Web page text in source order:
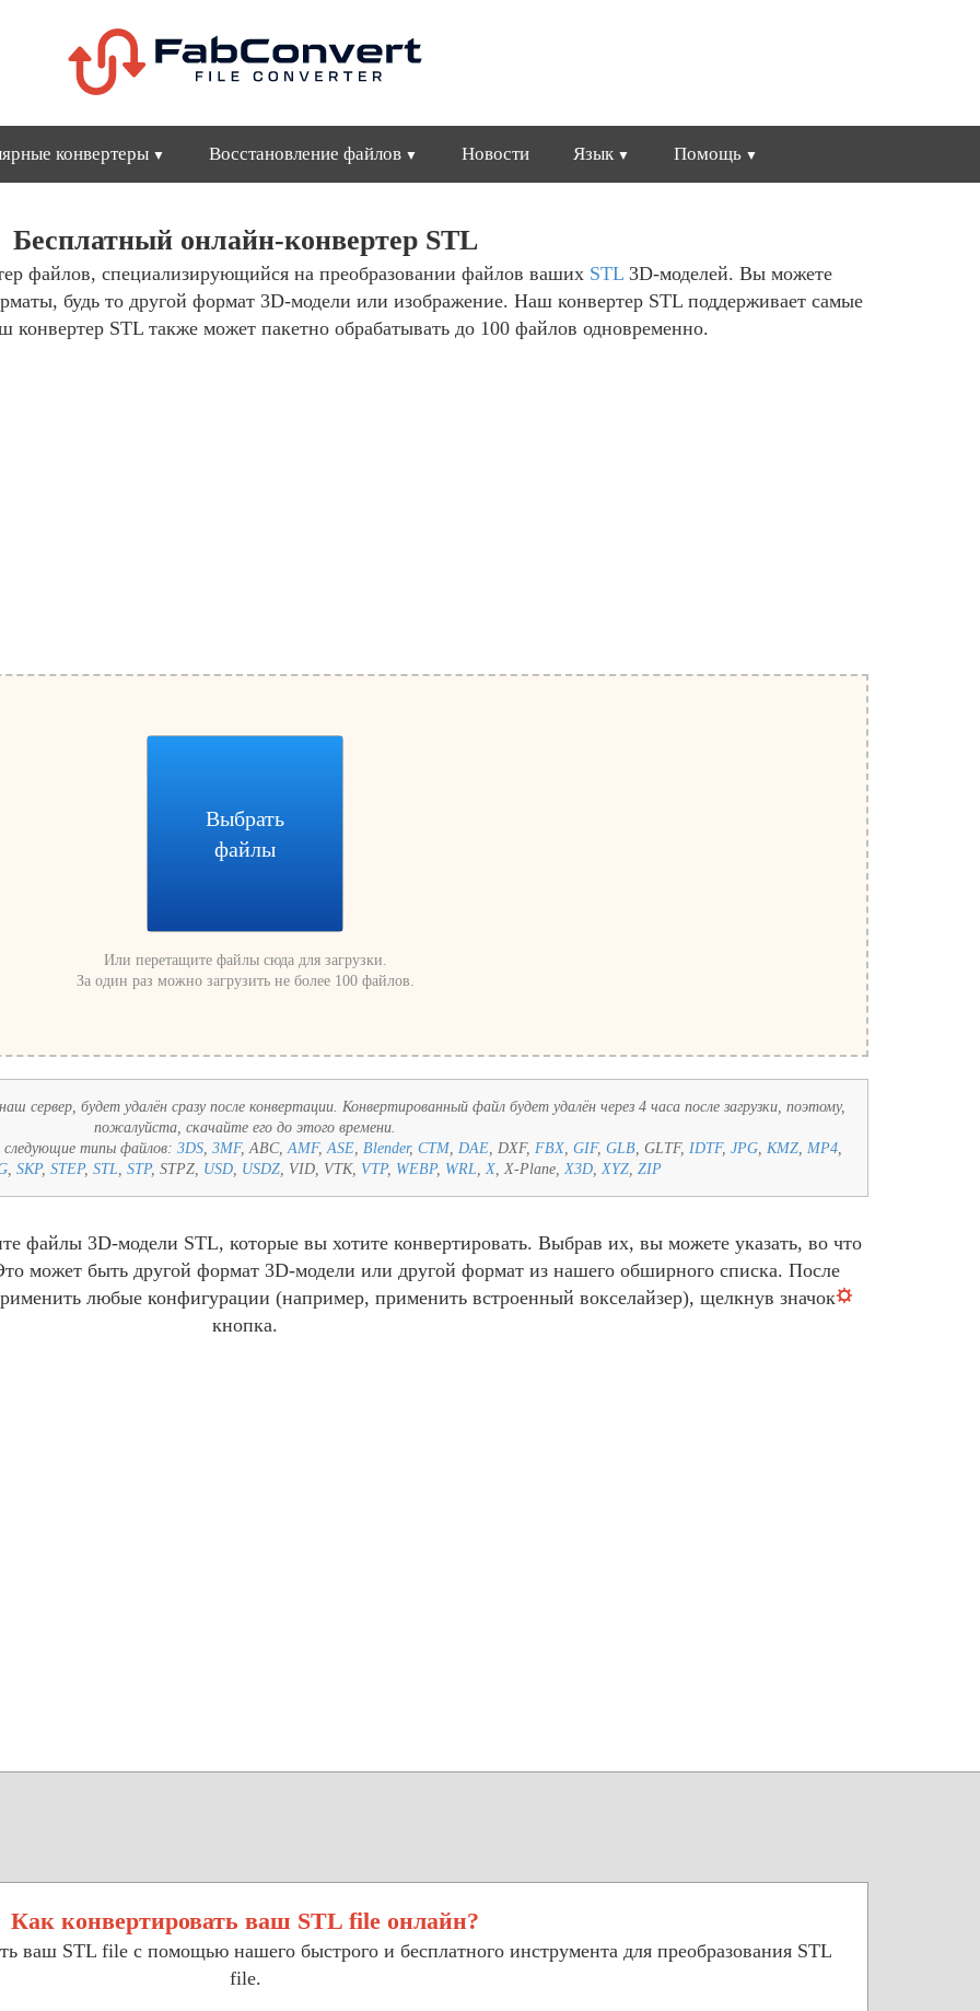
конвертеры Восстановление файлов Новости Язык Помощь
Бесплатный онлайн-конвертер STL
файлов, специализирующийся на преобразовании файлов ваших STL 3D-моделей. Вы можете
будь то другой формат 3D-модели или изображение. Наш конвертер STL поддерживает самые
STL также может пакетно обрабатывать до 100 файлов одновременно.
Выбрать
файлы
Или перетащите файлы сюда для загрузки.
За один раз можно загрузить не более 100 файлов.
сервер, будет удалён сразу после конвертации. Конвертированный файл будет удалён через 4 часа после загрузки, поэтому,
пожалуйста, скачайте его до этого времени.
следующие типы файлов: 3DS, 3MF, ABC,AMF,ASE, Blender, CTM, DAE, DXF, FBX, GIF, GLB, GLTF, IDTF, JPG, KMZ, MP4,
, SKP, STEP, STL, STP, STPZ, USD, USDZ, VID, VTK, VTP, WEBP, WRL,X, X-Plane,X3D,XYZ, ZIP
файлы 3D-модели STL, которые вы хотите конвертировать. Выбрав их, вы можете указать, во что
может быть другой формат 3D-модели или другой формат из нашего обширного списка. После
любые конфигурации (например, применить встроенный вокселайзер), щелкнув значок
кнопка.
Как конвертировать ваш STL file онлайн?
ваш STL file с помощью нашего быстрого и бесплатного инструмента для преобразования STL
file.